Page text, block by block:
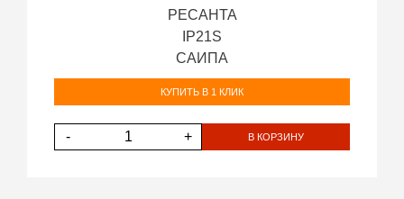
РЕСАНТА
IP21S
САИПА
КУПИТЬ В 1 КЛИК
- + В КОРЗИНУ